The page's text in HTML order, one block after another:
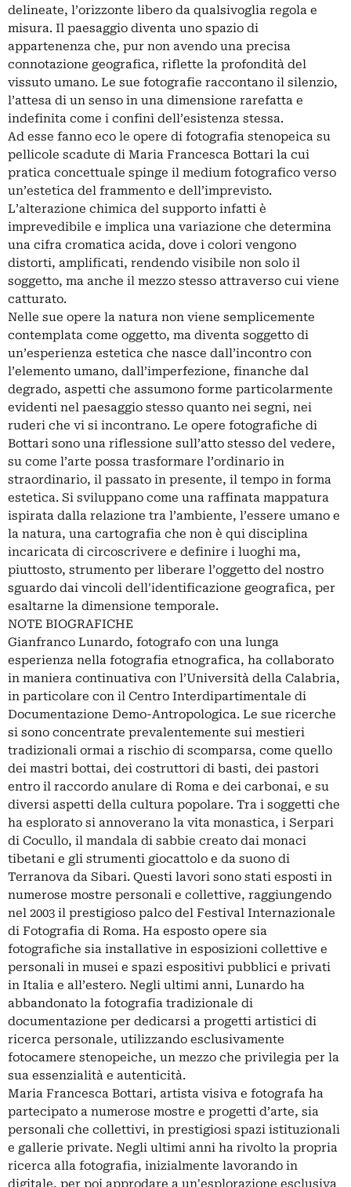
delineate, l’orizzonte libero da qualsivoglia regola e
misura. Il paesaggio diventa uno spazio di
appartenenza che, pur non avendo una precisa
connotazione geografica, riflette la profondità del
vissuto umano. Le sue fotografie raccontano il silenzio,
l’attesa di un senso in una dimensione rarefatta e
indefinita come i confini dell’esistenza stessa.
Ad esse fanno eco le opere di fotografia stenopeica su
pellicole scadute di Maria Francesca Bottari la cui
pratica concettuale spinge il medium fotografico verso
un’estetica del frammento e dell’imprevisto.
L’alterazione chimica del supporto infatti è
imprevedibile e implica una variazione che determina
una cifra cromatica acida, dove i colori vengono
distorti, amplificati, rendendo visibile non solo il
soggetto, ma anche il mezzo stesso attraverso cui viene
catturato.
Nelle sue opere la natura non viene semplicemente
contemplata come oggetto, ma diventa soggetto di
un’esperienza estetica che nasce dall’incontro con
l’elemento umano, dall’imperfezione, finanche dal
degrado, aspetti che assumono forme particolarmente
evidenti nel paesaggio stesso quanto nei segni, nei
ruderi che vi si incontrano. Le opere fotografiche di
Bottari sono una riflessione sull’atto stesso del vedere,
su come l’arte possa trasformare l’ordinario in
straordinario, il passato in presente, il tempo in forma
estetica. Si sviluppano come una raffinata mappatura
ispirata dalla relazione tra l’ambiente, l’essere umano e
la natura, una cartografia che non è qui disciplina
incaricata di circoscrivere e definire i luoghi ma,
piuttosto, strumento per liberare l’oggetto del nostro
sguardo dai vincoli dell'identificazione geografica, per
esaltarne la dimensione temporale.
NOTE BIOGRAFICHE
Gianfranco Lunardo, fotografo con una lunga
esperienza nella fotografia etnografica, ha collaborato
in maniera continuativa con l’Università della Calabria,
in particolare con il Centro Interdipartimentale di
Documentazione Demo-Antropologica. Le sue ricerche
si sono concentrate prevalentemente sui mestieri
tradizionali ormai a rischio di scomparsa, come quello
dei mastri bottai, dei costruttori di basti, dei pastori
entro il raccordo anulare di Roma e dei carbonai, e su
diversi aspetti della cultura popolare. Tra i soggetti che
ha esplorato si annoverano la vita monastica, i Serpari
di Cocullo, il mandala di sabbie creato dai monaci
tibetani e gli strumenti giocattolo e da suono di
Terranova da Sibari. Questi lavori sono stati esposti in
numerose mostre personali e collettive, raggiungendo
nel 2003 il prestigioso palco del Festival Internazionale
di Fotografia di Roma. Ha esposto opere sia
fotografiche sia installative in esposizioni collettive e
personali in musei e spazi espositivi pubblici e privati
in Italia e all’estero. Negli ultimi anni, Lunardo ha
abbandonato la fotografia tradizionale di
documentazione per dedicarsi a progetti artistici di
ricerca personale, utilizzando esclusivamente
fotocamere stenopeiche, un mezzo che privilegia per la
sua essenzialità e autenticità.
Maria Francesca Bottari, artista visiva e fotografa ha
partecipato a numerose mostre e progetti d’arte, sia
personali che collettivi, in prestigiosi spazi istituzionali
e gallerie private. Negli ultimi anni ha rivolto la propria
ricerca alla fotografia, inizialmente lavorando in
digitale, per poi approdare a un'esplorazione esclusiva